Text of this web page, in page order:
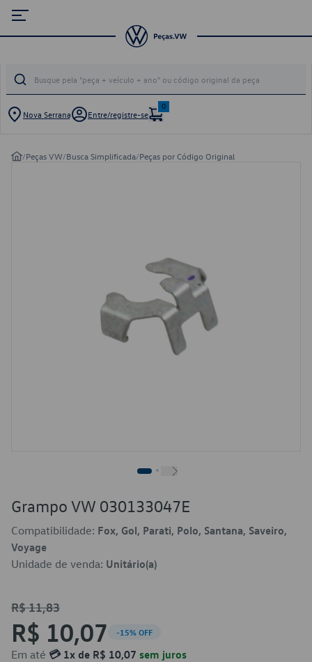
Nova Serrana Entre/registre-se
0
/Peças VW/Busca Simplificada/Peças por Código Original
Grampo VW 030133047E
Compatibilidade: Fox, Gol, Parati, Polo, Santana, Saveiro,
Voyage
Unidade de venda: Unitário(a)
R$ 11,83
R$ 10,07 -15% OFF
Em até 💳 1x de R$ 10,07 sem juros